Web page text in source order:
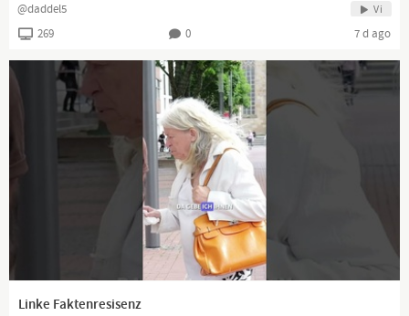
@daddel5 Vi
269 0 7 d ago
Linke Faktenresisenz